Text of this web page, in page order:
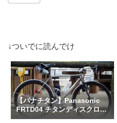
↓ついでに読んでけ
【パナチタン】Panasonic
FRTD04 チタンディスクロー
ド 【58台目】